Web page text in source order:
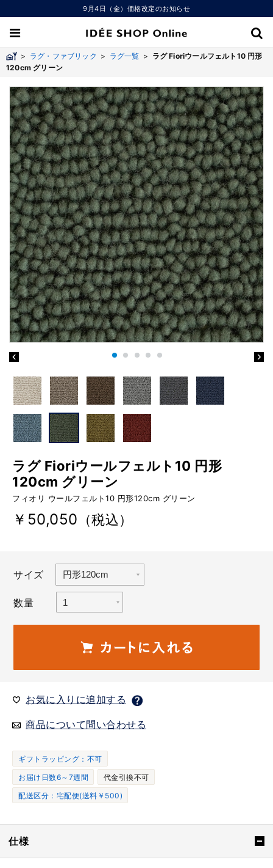
9月4日（金）価格改定のお知らせ
> ラグ・ファブリック > ラグ一覧 > ラグ Fioriウールフェルト10 円形
120cm グリーン
ラグ Fioriウールフェルト10 円形
120cm グリーン
フィオリ ウールフェルト10 円形120cm グリーン
￥50,050 （税込）
サイズ
数量
お気に入りに追加する
商品について問い合わせる
ギフトラッピング：不可
お届け日数6～7週間
代金引換不可
配送区分：宅配便(送料￥500)
仕様